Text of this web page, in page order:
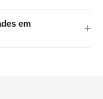
pelo WhatsApp.
em